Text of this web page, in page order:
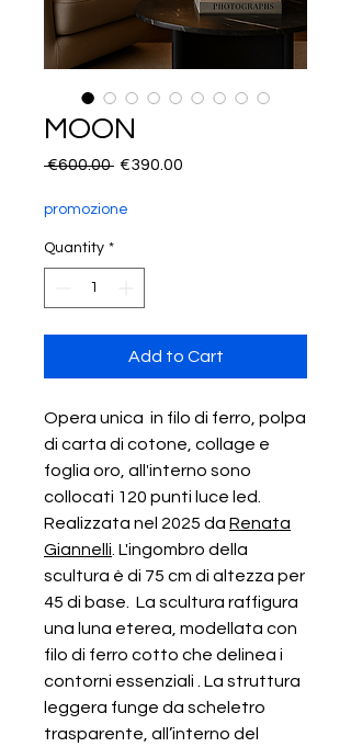
MOON
€600.00 Regular
€390.00
promozione
Quantity *
Add to Cart
Opera unica in filo di ferro, polpa
di carta di cotone, collage e
foglia oro, all'interno sono
collocati 120 punti luce led.
Realizzata nel 2025 da Renata
Giannelli . L'ingombro della
scultura è di 75 cm di altezza per
45 di base. La scultura raffigura
una luna eterea, modellata con
filo di ferro cotto che delinea i
contorni essenziali . La struttura
leggera funge da scheletro
trasparente, all’interno del